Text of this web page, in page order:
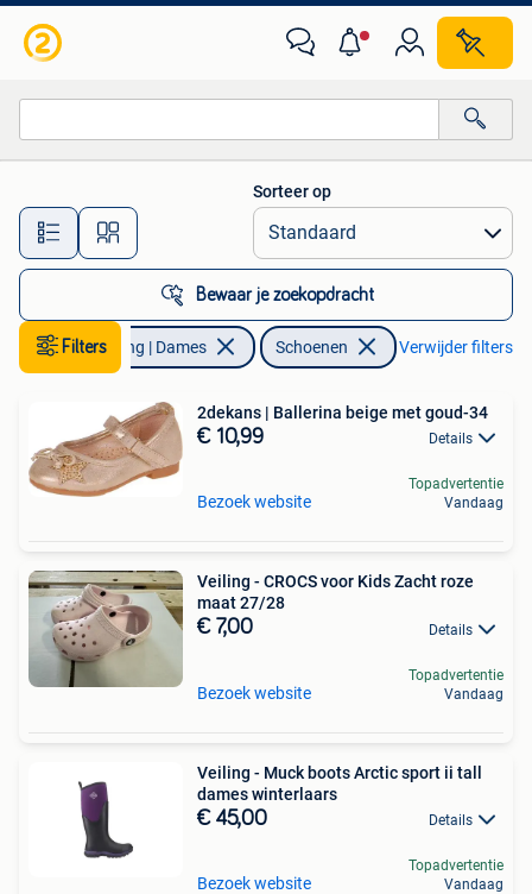
Alle afstanden…
Sorteer op
Bewaar je zoekopdracht
FiltersKleding | Dames Schoenen Verwijder filters
2dekans | Ballerina beige met goud-34
€ 10,99 Details
Bezoek website
Topadvertentie
Vandaag
Veiling - CROCS voor Kids Zacht roze
maat 27/28
€ 7,00 Details
Bezoek website
Topadvertentie
Vandaag
Veiling - Muck boots Arctic sport ii tall
dames winterlaars
€ 45,00 Details
Bezoek website
Topadvertentie
Vandaag